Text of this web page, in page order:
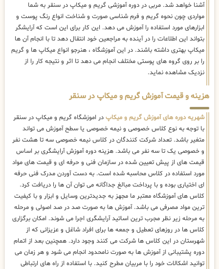
آشنا خواهد شد. مربی در دوره آموزشی گریم و میکاپ در سنقر به شما
مواردی چون نحوه گریم و فرم شناسی صورت و شناخت انواع رنگ پوست و
ابزارهای مورد استفاده را آموزش می دهد. این کار برای این است که آرایشگر
بتواند این اطلاعات را در آینده به مراجعین خود انتقال دهد تا با انجام آن ها
میکاپ بهتری داشته باشند. در این آموزشگاه ، هنرجو انواع میکاپ ها و گریم
را بر روی گروه های پوستی مختلف انجام می دهد تا اثر و نتیجه کار را از
نزدیک مشاهده نماید.
هزینه و قیمت آموزش گریم و میکاپ در سنقر
شهریه دوره های آموزش گریم و میکاپ در اموزشگاه گریم و میکاپ در سنقر
با توجه به نوع کلاس خصوصی و نیمه خصوصی یا سطح آموزش می تواند
متغیر باشد. تعداد شرکت کنندگان در کلاس نیمه خصوصی سه تا هشت نفر
و خصوصی یک تا سه نفر می باشد. هزینه دوره آموزش آرایشگری بر اساس
قیمت های از پیش تعیین شده در سازمان فنی و حرفه ای و قیمت های مواد
مورد استفاده در کلاس محاسبه شده است. به دست آوردن مدرک فنی حرفه
ای اختیاری بوده و با پرداخت مبالغ جداگانه می توان آن ها را دریافت کرد.
کلاس های آموزشگاه معتبر ما مجهز به جدیدترین وسایل و ابزار و با کیفیت
ترین مواد مصرفی می باشد. آموزش ها به صورت صد در صد اصولی و مرحله
به مرحله زیر نظر مجرب ترین اساتید آرایشگری اجرا می شوند. امکان برگزاری
کلاس ها در روزهای تعطیل و جمعه ها برای افراد شاغل و عزیزانی که از
شهرستان در این کلاس ها شرکت می کنند وجود دارد. همچنین بعد از اتمام
دوره پشتیبانی از آموزش ها به صورت نامحدود انجام می شود و هر زمان می
توانید اشکالات خود را با مربیان مطرح کنید. با استفاده از راه های ارتباطی